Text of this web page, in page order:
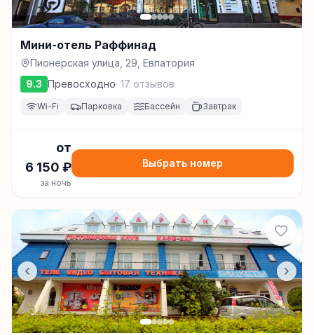
Мини-отель Раффинад
Пионерская улица, 29, Евпатория
9.3 Превосходно· 17 отзывов
Wi-Fi Парковка Бассейн Завтрак
от
6 150 ₽
за ночь
Выбрать номер